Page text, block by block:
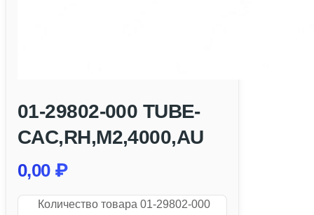
01-29802-000 TUBE-
CAC,RH,M2,4000,AU
0,00 ₽
Количество товара 01-29802-000